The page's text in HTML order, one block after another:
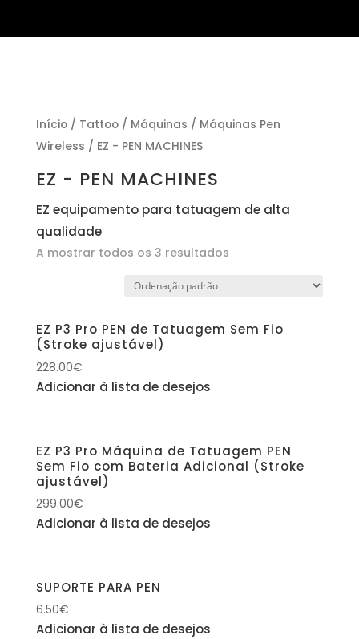
Início/ Tattoo/ Máquinas / Máquinas Pen
Wireless / EZ - PEN MACHINES
EZ - PEN MACHINES
EZ equipamento para tatuagem de alta
qualidade
A mostrar todos os 3 resultados
EZ P3 Pro PEN de Tatuagem Sem Fio
(Stroke ajustável)
228.00€
Adicionar à lista de desejos
EZ P3 Pro Máquina de Tatuagem PEN
Sem Fio com Bateria Adicional (Stroke
ajustável)
299.00€
Adicionar à lista de desejos
SUPORTE PARA PEN
6.50€
Adicionar à lista de desejos